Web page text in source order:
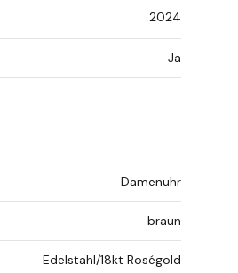
2024
Ja
Damenuhr
braun
Edelstahl/18kt Roségold